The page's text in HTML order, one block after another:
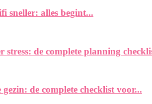
sneller: alles begint...
stress: de complete planning
de complete checklist voor...